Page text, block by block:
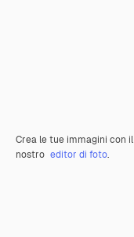
Crea le tue immagini con il
nostro editor di foto.